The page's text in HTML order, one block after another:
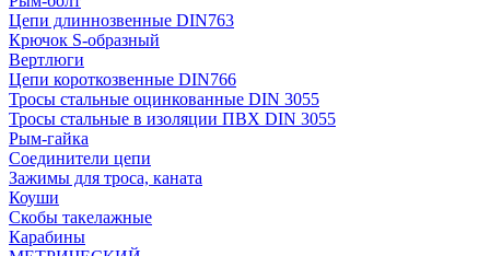
Цепи длиннозвенные DIN763
Крючок S-образный
Вертлюги
Цепи короткозвенные DIN766
Тросы стальные оцинкованные DIN 3055
Тросы стальные в изоляции ПВХ DIN 3055
Рым-гайка
Соединители цепи
Зажимы для троса, каната
Коуши
Скобы такелажные
Карабины